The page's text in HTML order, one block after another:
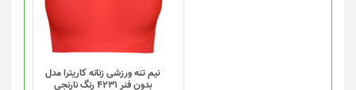
نیم تنه ورزشی زنانه کاریترا مدل
بدون فنر 4231 رنگ نارنجی
باشد.
گزینه